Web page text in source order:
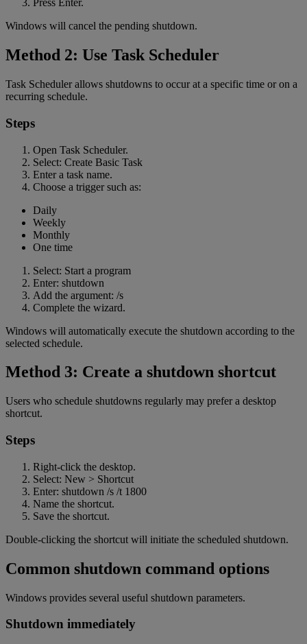
Press Enter.
Windows will cancel the pending shutdown.
Method 2: Use Task Scheduler
Task Scheduler allows shutdowns to occur at a specific time or on a
recurring schedule.
Steps
Open Task Scheduler.
Select: Create Basic Task
Enter a task name.
Choose a trigger such as:
Daily
Weekly
Monthly
One time
Select: Start a program
Enter: shutdown
Add the argument: /s
Complete the wizard.
Windows will automatically execute the shutdown according to the
selected schedule.
Method 3: Create a shutdown shortcut
Users who schedule shutdowns regularly may prefer a desktop
shortcut.
Steps
Right-click the desktop.
Select: New > Shortcut
Enter: shutdown /s /t 1800
Name the shortcut.
Save the shortcut.
Double-clicking the shortcut will initiate the scheduled shutdown.
Common shutdown command options
Windows provides several useful shutdown parameters.
Shutdown immediately